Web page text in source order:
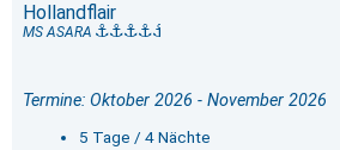
Hollandflair
MS ASARA
Termine: Oktober 2026 - November 2026
5 Tage / 4 Nächte